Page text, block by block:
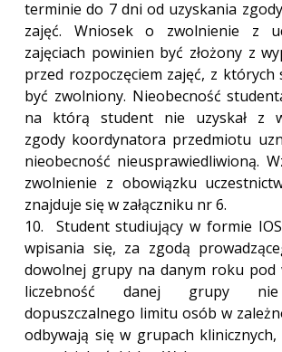
terminie do 7 dni od uzyskania
zajęć. Wniosek o zwolnienie z
zajęciach powinien być złożony z
przed rozpoczęciem zajęć, z których
być zwolniony. Nieobecność
na którą student nie uzyskał z
zgody koordynatora przedmiotu
nieobecność nieusprawiedliwioną.
zwolnienie z obowiązku
znajduje się w załączniku nr 6.
10. Student studiujący w formie
wpisania się, za zgodą
dowolnej grupy na danym roku pod
liczebność danej grupy nie
dopuszczalnego limitu osób w
odbywają się w grupach klinicznych,